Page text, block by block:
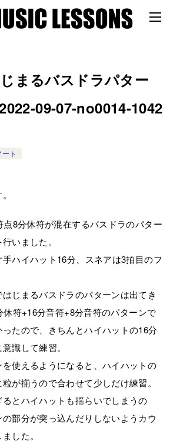
じまるバスドラパター
09-07-no0014-1042
ト
8分休符が混在するバスドラのパター
いました。
ハイハット16分、スネアは3拍目のフ
じまるバスドラのパターンは出てき
休符+16分音符+8分音符のパターンで
たので、きちんとハイハットの16分
識して練習。
使えるようになると、ハイハットの
が揃うので合わせて少しだけ練習。
とハイハットも揺らいでしまうの
部分が突っ込んだりしないようカウ
した。